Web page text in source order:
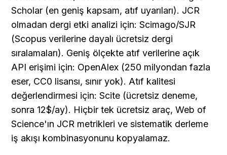
Scholar (en geniş kapsam, atıf uyarıları). JCR
olmadan dergi etki analizi için: Scimago/SJR
(Scopus verilerine dayalı ücretsiz dergi
sıralamaları). Geniş ölçekte atıf verilerine açık
API erişimi için: OpenAlex (250 milyondan fazla
eser, CC0 lisansı, sınır yok). Atıf kalitesi
değerlendirmesi için: Scite (ücretsiz deneme,
sonra 12$/ay). Hiçbir tek ücretsiz araç, Web of
Science'ın JCR metrikleri ve sistematik derleme
iş akışı kombinasyonunu kopyalamaz.